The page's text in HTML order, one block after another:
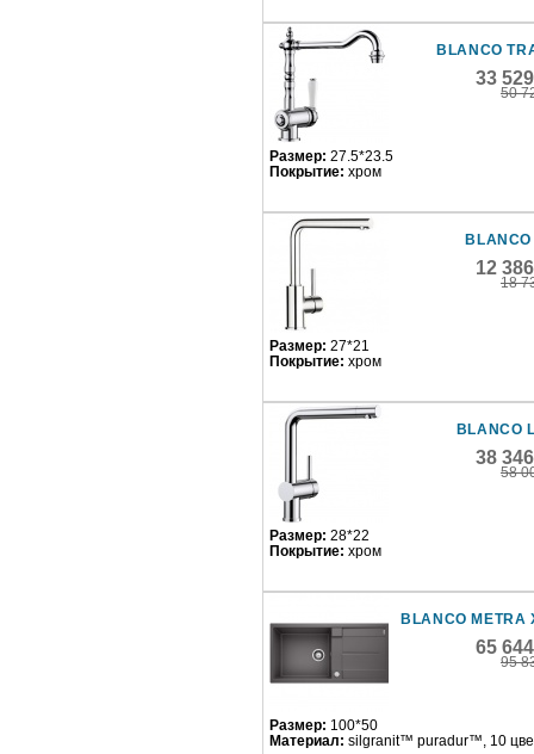
BLANCO
33
50
Размер: 27.5*23.5
Покрытие: хром
12
18
Размер: 27*21
Покрытие: хром
BLANCO
38
58
Размер: 28*22
Покрытие: хром
BLANCO METRA
65
95
Размер: 100*50
Материал: silgranit™ puradur™, 10